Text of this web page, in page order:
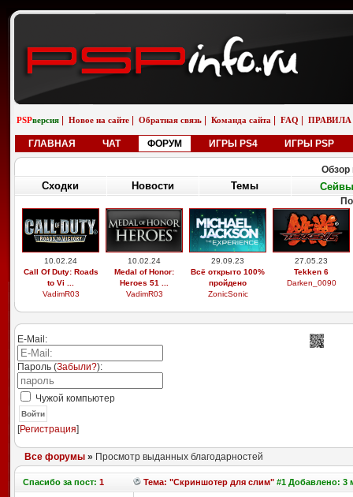
PSPверсия Новое на сайте Обратная связь Команда сайта FAQ ПРАВИЛА
ГЛАВНАЯ ЧАТ ФОРУМ ИГРЫ PS4 ИГРЫ PSP
Обзор
Сходки Новости Темы Сейвы
10.02.24
Call Of Duty: Roads
to Vi ...
VadimR03
10.02.24
Medal of Honor:
Heroes 51 ...
VadimR03
29.09.23
Всё открыто 100%
пройдено
ZonicSonic
27.05.23
Tekken 6
Darken_0090
E-Mail:
Пароль (Забыли?):
Чужой компьютер
Войти
[Регистрация]
Все форумы» Просмотр выданных благодарностей
Спасибоза пост: 1 Тема: "Скриншотер для слим"#1 Добавлено: 3